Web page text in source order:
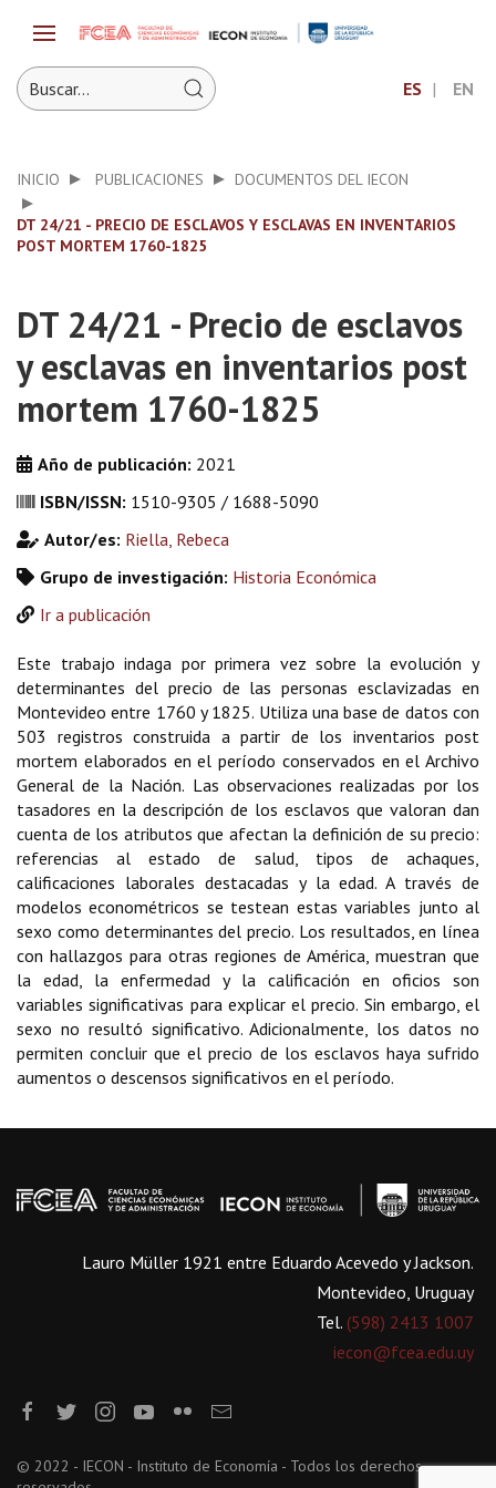
ES EN
INICIO PUBLICACIONES DOCUMENTOS DEL IECON
DT 24/21 - PRECIO DE ESCLAVOS Y ESCLAVAS EN INVENTARIOS
POST MORTEM 1760-1825
DT 24/21 - Precio de esclavos
y esclavas en inventarios post
mortem 1760-1825
Año de publicación: 2021
ISBN/ISSN: 1510-9305 / 1688-5090
Autor/es: Riella, Rebeca
Grupo de investigación: Historia Económica
Ir a publicación
Este trabajo indaga por primera vez sobre la evolución y
determinantes del precio de las personas esclavizadas en
Montevideo entre 1760 y 1825. Utiliza una base de datos con
503 registros construida a partir de los inventarios post
mortem elaborados en el período conservados en el Archivo
General de la Nación. Las observaciones realizadas por los
tasadores en la descripción de los esclavos que valoran dan
cuenta de los atributos que afectan la definición de su precio:
referencias al estado de salud, tipos de achaques,
calificaciones laborales destacadas y la edad. A través de
modelos econométricos se testean estas variables junto al
sexo como determinantes del precio. Los resultados, en línea
con hallazgos para otras regiones de América, muestran que
la edad, la enfermedad y la calificación en oficios son
variables significativas para explicar el precio. Sin embargo, el
sexo no resultó significativo. Adicionalmente, los datos no
permiten concluir que el precio de los esclavos haya sufrido
aumentos o descensos significativos en el período.
Lauro Müller 1921 entre Eduardo Acevedo y Jackson.
Montevideo, Uruguay
Tel. (598) 2413 1007
iecon@fcea.edu.uy
© 2022 - IECON - Instituto de Economía - Todos los derechos